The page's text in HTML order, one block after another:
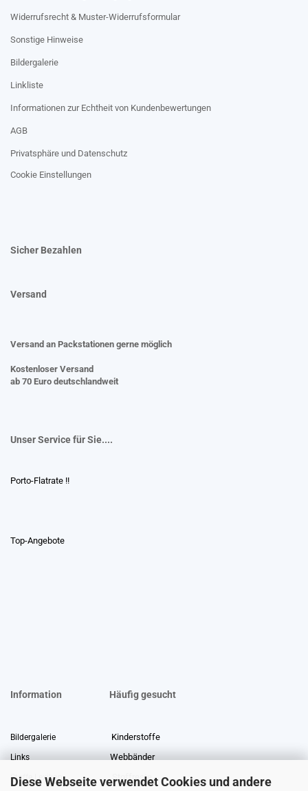
Diese Webseite verwendet Cookies und andere
Widerrufsrecht & Muster-Widerrufsformular
Sonstige Hinweise
Bildergalerie
Linkliste
Informationen zur Echtheit von Kundenbewertungen
AGB
Privatsphäre und Datenschutz
Cookie Einstellungen
Sicher Bezahlen
Versand
Versand an Packstationen gerne möglich
Kostenloser Versand
ab 70 Euro deutschlandweit
Unser Service für Sie....
Porto-Flatrate !!
Top-Angebote
Information Häufig gesucht
Bildergalerie Kinderstoffe
Links Webbänder
Stoffe Lexikon Stoffreste